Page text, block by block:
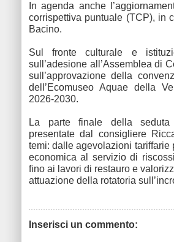
In agenda anche
corrispettiva puntuale (TCP), in
Bacino.
Sul fronte culturale e
sull’adesione all’Assemblea di
sull’approvazione della
dell’Ecomuseo Aquae della
2026-2030.
La parte finale della seduta
presentate dal consigliere
temi: dalle agevolazioni
economica al servizio di
fino ai lavori di restauro e
attuazione della rotatoria
Inserisci un commento: